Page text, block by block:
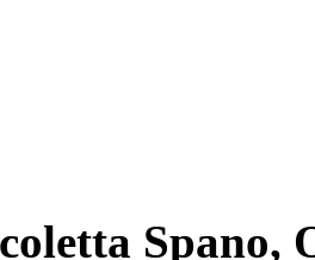
Spano,